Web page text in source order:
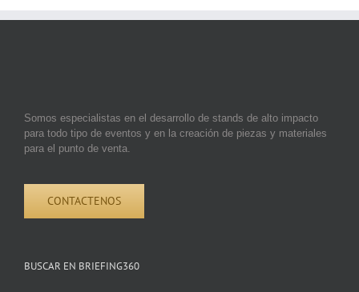
Somos especialistas en el desarrollo de stands de alto impacto
para todo tipo de eventos y en la creación de piezas y materiales
para el punto de venta.
CONTACTENOS
BUSCAR EN BRIEFING360